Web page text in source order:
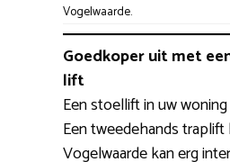
Vogelwaarde.
Goedkoper uit met
lift
Een stoellift in uw
Een tweedehands
Vogelwaarde kan erg